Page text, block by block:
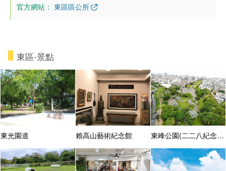
官方網站： 東區區公所
東區-景點
東光園道 賴高山藝術紀念館 東峰公園(二二八紀念公園)